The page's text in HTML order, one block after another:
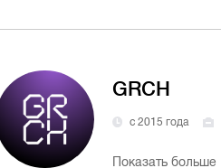
GRCH
с 2015 года
Показать больше